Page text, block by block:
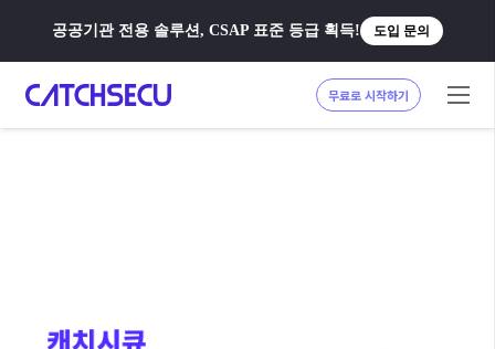
공공기관 전용 솔루션, CSAP 표준 등급 획득! 도입 문의
무료로 시작하기